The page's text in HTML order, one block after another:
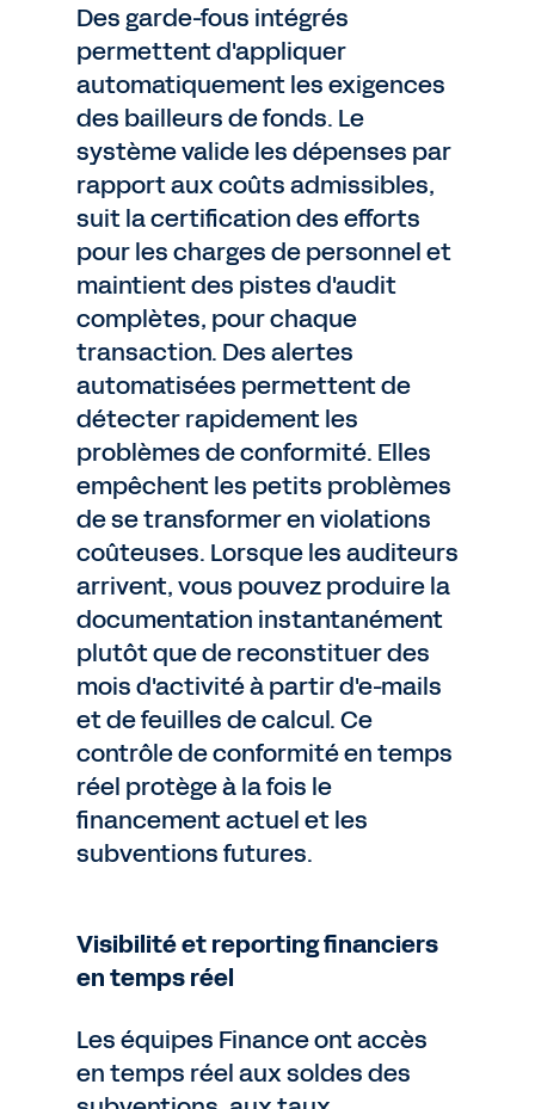
Des garde-fous intégrés
permettent d'appliquer
automatiquement les exigences
des bailleurs de fonds. Le
système valide les dépenses par
rapport aux coûts admissibles,
suit la certification des efforts
pour les charges de personnel et
maintient des pistes d'audit
complètes, pour chaque
transaction. Des alertes
automatisées permettent de
détecter rapidement les
problèmes de conformité. Elles
empêchent les petits problèmes
de se transformer en violations
coûteuses. Lorsque les auditeurs
arrivent, vous pouvez produire la
documentation instantanément
plutôt que de reconstituer des
mois d'activité à partir d'e-mails
et de feuilles de calcul. Ce
contrôle de conformité en temps
réel protège à la fois le
financement actuel et les
subventions futures.
Visibilité et reporting financiers
en temps réel
Les équipes Finance ont accès
en temps réel aux soldes des